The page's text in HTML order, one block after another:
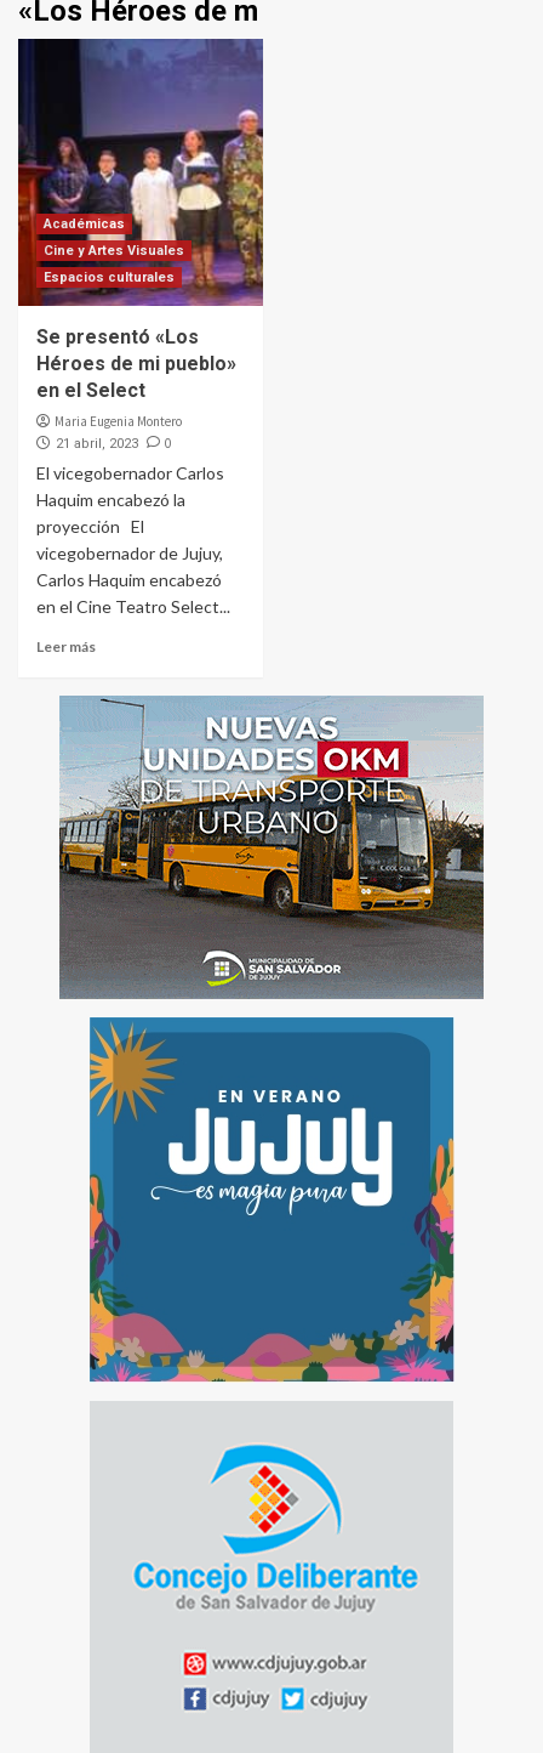
«Los Héroes de m
Académicas
Cine y Artes Visuales
Espacios culturales
Se presentó «Los
Héroes de mi pueblo»
en el Select
Maria Eugenia Montero
21 abril, 2023 0
El vicegobernador Carlos
Haquim encabezó la
proyección El
vicegobernador de Jujuy,
Carlos Haquim encabezó
en el Cine Teatro Select...
Leer más